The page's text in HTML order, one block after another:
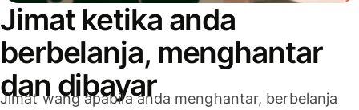
Jimat ketika anda
berbelanja, menghantar
dan dibayar
Jimat wang apabila anda menghantar, berbelanja